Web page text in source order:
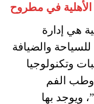
الأهلية في مطروح
العلمين الدولية 11 كلية هي إدارة
للسياحة والضيافة
وتكنولوجيا
وطب الفم
ويوجد بها